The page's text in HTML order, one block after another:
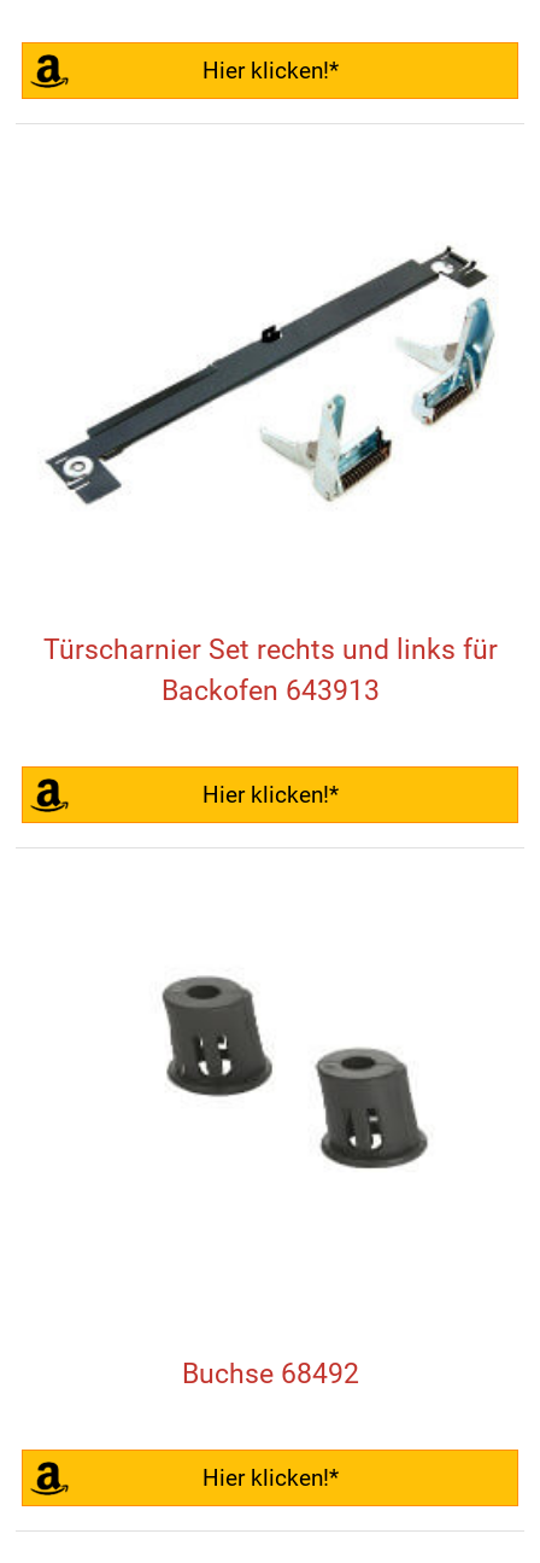
Hier klicken!*
Türscharnier Set rechts und links für
Backofen 643913
Hier klicken!*
Buchse 68492
Hier klicken!*